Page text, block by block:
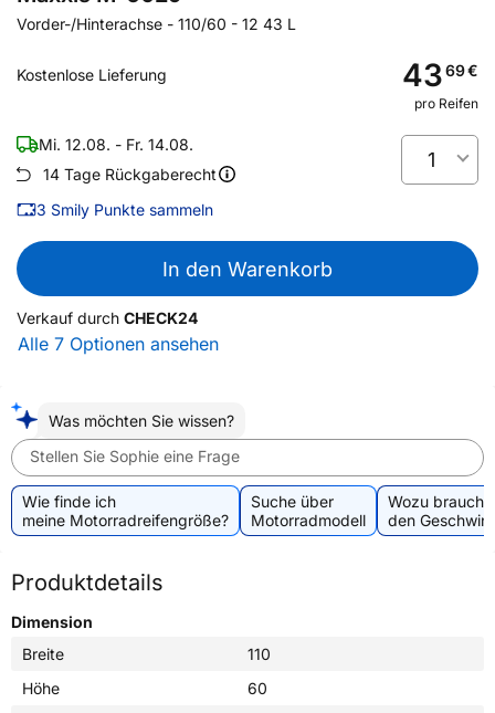
Vorder-/Hinterachse - 110/60 - 12 43 L
Kostenlose Lieferung 4369€
pro Reifen
Mi. 12.08. - Fr. 14.08.
14 Tage Rückgaberecht
3 Smily Punkte sammeln
1
In den Warenkorb
Verkauf durch CHECK24
Alle 7 Optionen ansehen
Was möchten Sie wissen?
Stellen Sie Sophie eine Frage
Wie finde ich
meine Motorradreifengröße?
Suche über
Motorradmodell
Wozu
den
Produktdetails
Dimension
Breite
110
Höhe
60